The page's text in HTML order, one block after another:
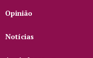
Opinião
Notícias